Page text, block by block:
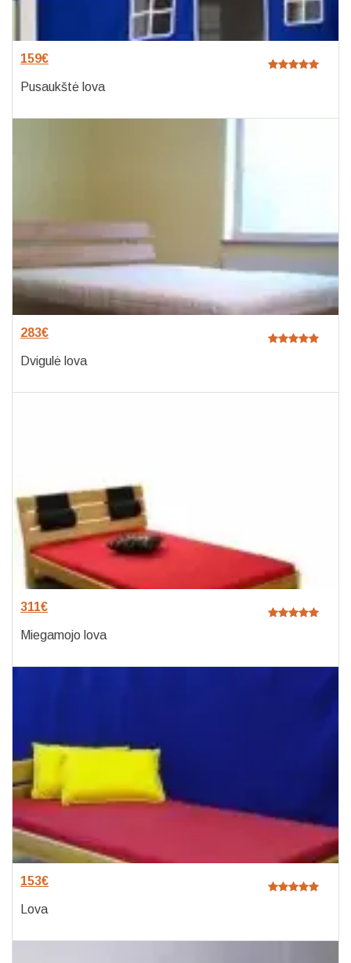
159€
Pusaukštė lova
283€
Dvigulė lova
311€
Miegamojo lova
153€
Lova